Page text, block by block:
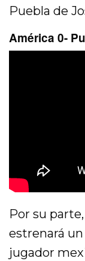
Puebla de
América 0-
Por su
estrenará
jugador